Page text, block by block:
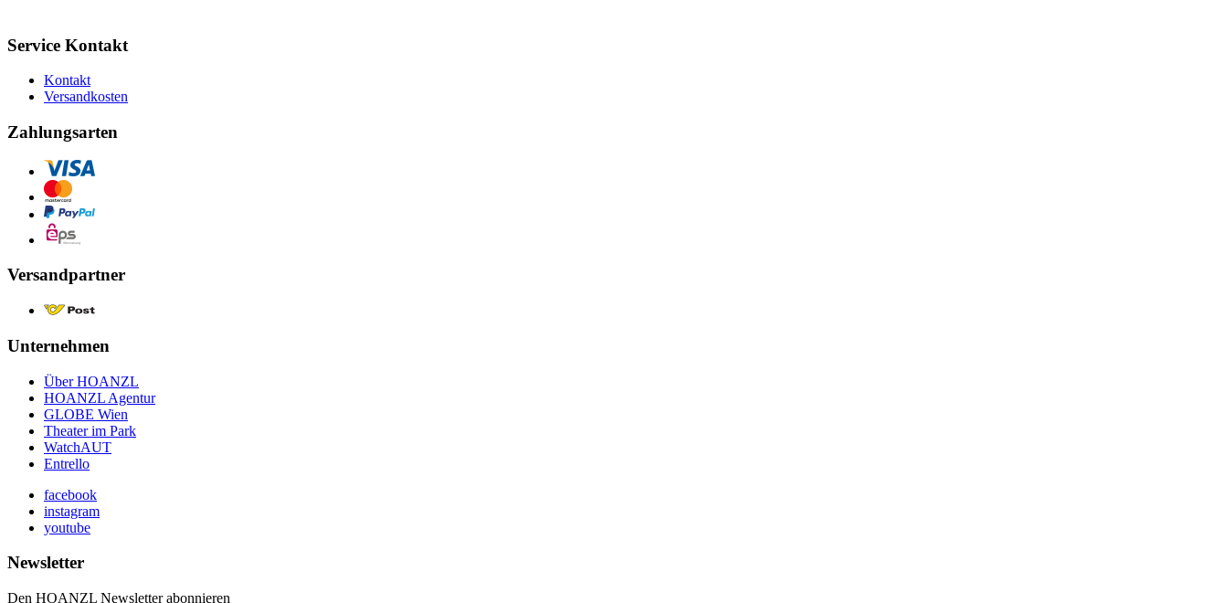
Service Kontakt
Kontakt
Versandkosten
Zahlungsarten
Versandpartner
Unternehmen
Über HOANZL
HOANZL Agentur
GLOBE Wien
Theater im Park
WatchAUT
Entrello
facebook
instagram
youtube
Newsletter
Den HOANZL Newsletter abonnieren